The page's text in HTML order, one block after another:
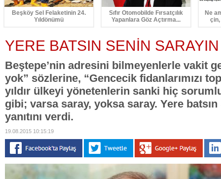
Beşköy Sel Felaketinin 24.
Yıldönümü
Sıfır Otomobilde Fırsatçılık
Yapanlara Göz Açtırma...
Ne
YERE BATSIN SENİN SARAYIN
Beştepe’nin adresini bilmeyenlerle vakit
yok” sözlerine, “Gencecik fidanlarımızı
yıldır ülkeyi yönetenlerin sanki hiç
gibi; varsa saray, yoksa saray. Yere batsın
yanıtını verdi.
19.08.2015 10:15:19